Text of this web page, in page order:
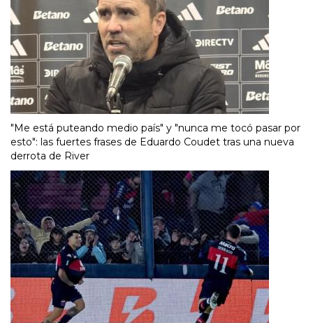
"Me está puteando medio país" y "nunca me tocó pasar por
esto": las fuertes frases de Eduardo Coudet tras una nueva
derrota de River